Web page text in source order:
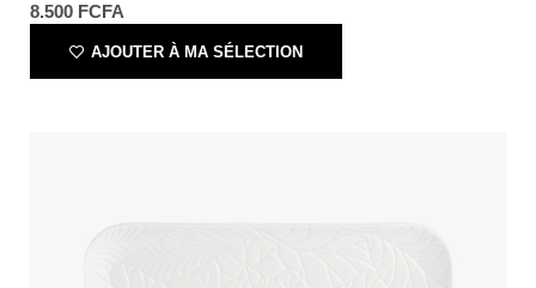
8.500 FCFA
AJOUTER À MA SÉLECTION